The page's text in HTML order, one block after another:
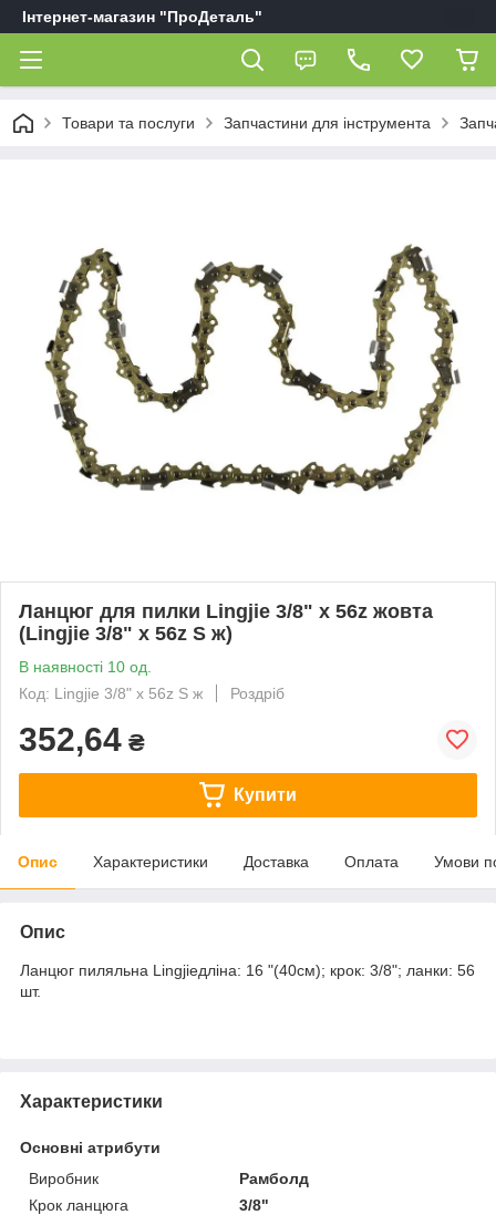
Інтернет-магазин "ПроДеталь"
Товари та послуги Запчастини для інструмента
Ланцюг для пилки Lingjie 3/8" x 56z жовта
(Lingjie 3/8" x 56z S ж)
В наявності 10 од.
Код: Lingjie 3/8" x 56z S ж
Роздріб
352,64 ₴
Купити
Опис Характеристики Доставка Оплата Умови
Опис
Ланцюг пиляльна Lingjieдліна: 16 "(40см); крок: 3/8"; ланки: 56
шт.
Характеристики
Основні атрибути
Виробник
Рамболд
Крок ланцюга
3/8"